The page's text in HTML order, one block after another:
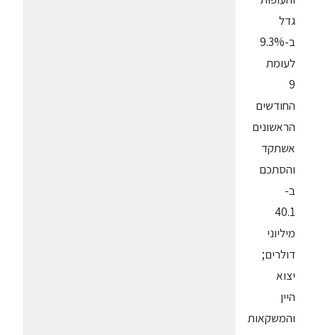
גדל
ב-9.3%
לעומת
9
החודשים
הראשונים
אשתקד
והסתכם
ב-
40.1
מיליוני
דולרים;
יצוא
היין
והמשקאות